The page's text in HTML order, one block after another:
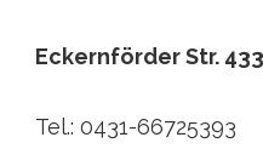
Eckernförder Str. 433
Tel.: 0431-66725393